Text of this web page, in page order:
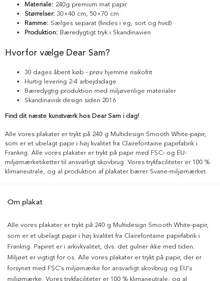
Materiale: 240g premium mat papir
Størrelser: 30×40 cm, 50×70 cm
Ramme: Sælges separat (findes i eg, sort og hvid)
Produktion: Bæredygtigt tryk i Skandinavien
Hvorfor vælge Dear Sam?
30 dages åbent køb - prøv hjemme risikofrit
Hurtig levering 2-4 arbejdsdage
Bæredygtig produktion med miljøvenlige materialer
Skandinavisk design siden 2016
Find dit næste kunstværk hos Dear Sam i dag!
Alle vores plakater er trykt på 240 g Multidesign Smooth White-papir,
som er et ubelagt papir i høj kvalitet fra Clairefontaine papirfabrik i
Frankrig. Alle vores plakater er trykt på papir med FSC- og EU-
miljømærketiketter til ansvarligt skovbrug. Vores trykfaciliteter er 100 %
klimaneutrale, og al produktion af plakater bærer Svane-miljømærket.
Om plakat
Alle vores plakater er trykt på 240 g Multidesign Smooth White-papir,
som er et ubelagt papir i høj kvalitet fra Clairefontaine papirfabrik i
Frankrig. Papiret er i arkivkvalitet, dvs. det gulner ikke med tiden.
Miljøet er vigtigt for os. Alle vores plakater er trykt på papir, der er
forsynet med FSC's miljømærke for ansvarligt skovbrug og EU's
miljømærke. Vores trykfaciliteter er 100 % klimaneutrale, og al